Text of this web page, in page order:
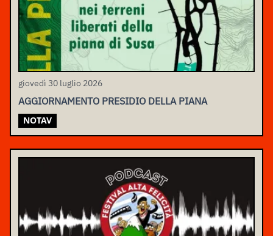
giovedì 30 luglio 2026
AGGIORNAMENTO PRESIDIO DELLA PIANA
NOTAV